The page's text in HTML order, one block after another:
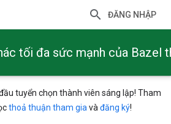
ĐĂNG NHẬP
tối đa sức mạnh của Bazel
tuyển chọn thành viên sáng lập! Tham
thoả thuận tham gia và đăng ký!